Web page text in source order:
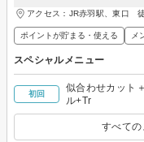
アクセス：JR赤羽駅、東口
ポイントが貯まる・使える メ
スペシャルメニュー
初回
似合わせカット
ル+Tr
すべて